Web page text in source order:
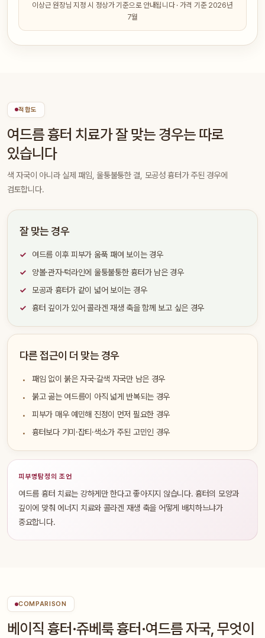
이상근 원장님 지정 시 정상가 기준으로 안내됩니다 · 가격 기준 2026년
7월
적합도
여드름 흉터 치료가 잘 맞는 경우는 따로
있습니다
색 자국이 아니라 실제 패임, 울퉁불퉁한 결, 모공성 흉터가 주된 경우에
검토합니다.
잘 맞는 경우
여드름 이후 피부가 움푹 패여 보이는 경우
양볼·관자·턱라인에 울퉁불퉁한 흉터가 남은 경우
모공과 흉터가 같이 넓어 보이는 경우
흉터 깊이가 있어 콜라겐 재생 축을 함께 보고 싶은 경우
다른 접근이 더 맞는 경우
패임 없이 붉은 자국·갈색 자국만 남은 경우
붉고 곪는 여드름이 아직 넓게 반복되는 경우
피부가 매우 예민해 진정이 먼저 필요한 경우
흉터보다 기미·잡티·색소가 주된 고민인 경우
피부명탐정의 조언
여드름 흉터 치료는 강하게만 한다고 좋아지지 않습니다. 흉터의 모양과
깊이에 맞춰 에너지 치료와 콜라겐 재생 축을 어떻게 배치하느냐가
중요합니다.
COMPARISON
베이직 흉터·쥬베룩 흉터·여드름 자국, 무엇이